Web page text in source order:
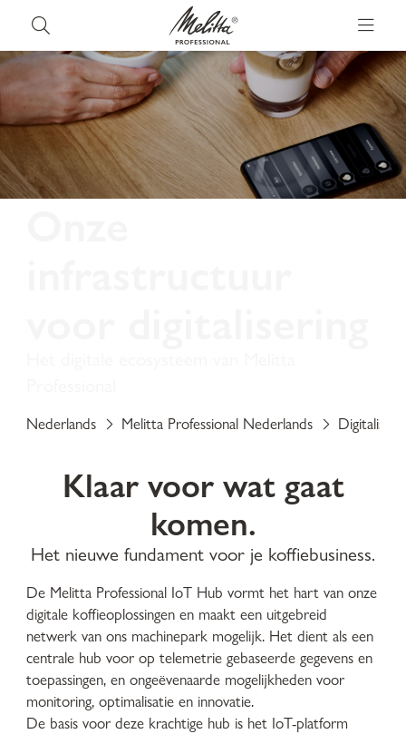
Nederlands Melitta Professional Nederlands
Klaar voor wat gaat
komen.
Het nieuwe fundament voor je koffiebusiness.
De Melitta Professional IoT Hub vormt het hart van onze
digitale koffieoplossingen en maakt een uitgebreid
netwerk van ons machinepark mogelijk. Het dient als een
centrale hub voor op telemetrie gebaseerde gegevens en
toepassingen, en ongeëvenaarde mogelijkheden voor
monitoring, optimalisatie en innovatie.
De basis voor deze krachtige hub is het IoT-platform